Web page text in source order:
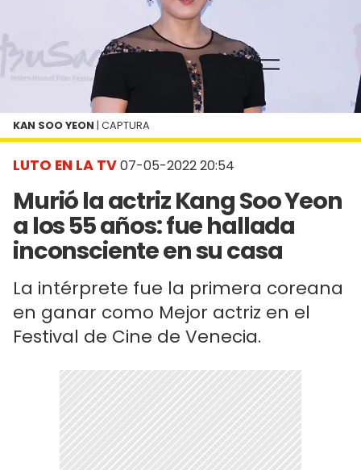
LUTO EN LA TV07-05-2022 20:54
Murió la actriz Kang Soo Yeon
a los 55 años: fue hallada
inconsciente en su casa
La intérprete fue la primera coreana
en ganar como Mejor actriz en el
Festival de Cine de Venecia.
KAN SOO YEON | CAPTURA